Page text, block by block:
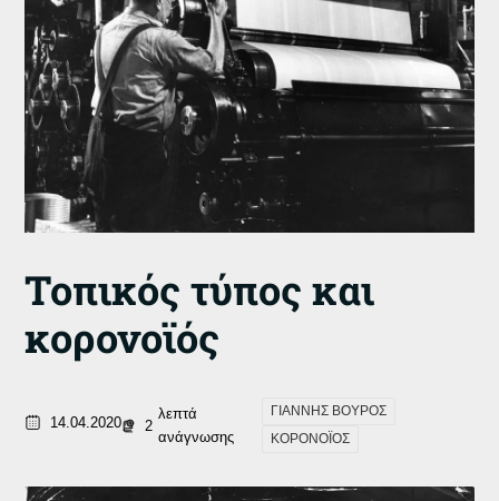
Τοπικός τύπος και
κορονοϊός
14.04.2020 2
λεπτά
ανάγνωσης
ΓΙΑΝΝΗΣ ΒΟΥΡΟΣ
ΚΟΡΟΝΟΪΟΣ